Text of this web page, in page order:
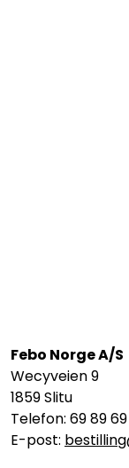
Febo Norge A/S
Wecyveien 9
1859 Slitu
Telefon: 69 89
E-post: